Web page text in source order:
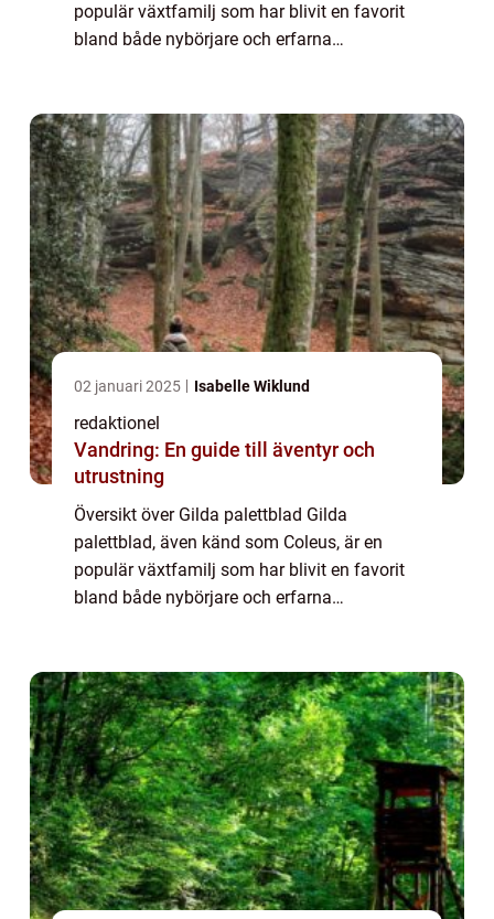
populär växtfamilj som har blivit en favorit
bland både nybörjare och erfarna
att trivas bå...
02 januari 2025 Isabelle Wiklund
redaktionel
Vandring: En guide till äventyr och
utrustning
Översikt över Gilda palettblad Gilda
palettblad, även känd som Coleus, är en
populär växtfamilj som har blivit en favorit
bland både nybörjare och erfarna
att trivas bå...